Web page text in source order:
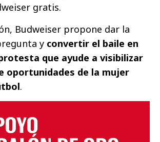
gratis.
Budweiser propone dar la
y convertir el baile en
que ayude a visibilizar
oportunidades de la mujer
.